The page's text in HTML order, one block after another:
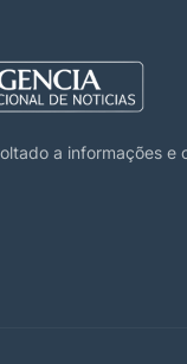
a informações e